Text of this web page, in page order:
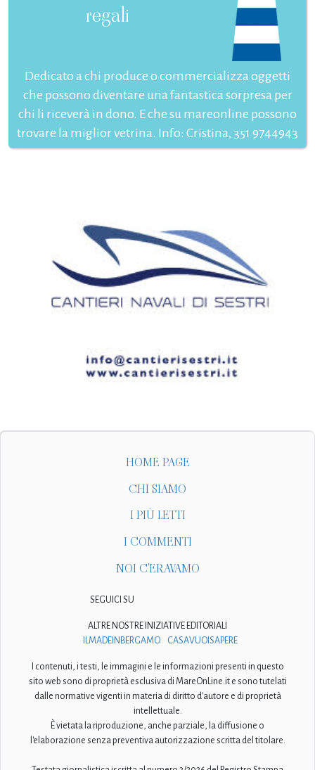
regali
Dedicato a chi produce o commercializza oggetti
che possono diventare una fantastica sorpresa per
chi li riceverà in dono. E che su mareonline possono
trovare la miglior vetrina. Info: Cristina, 351 9744943
HOME PAGE
CHI SIAMO
I PIÙ LETTI
I COMMENTI
NOI C'ERAVAMO
SEGUICI SU
ALTRE NOSTRE INIZIATIVE EDITORIALI
ILMADEINBERGAMO
CASAVUOISAPERE
I contenuti, i testi, le immagini e le informazioni presenti in questo
sito web sono di proprietà esclusiva di MareOnLine.it e sono tutelati
dalle normative vigenti in materia di diritto d'autore e di proprietà
intellettuale.
È vietata la riproduzione, anche parziale, la diffusione o
l'elaborazione senza preventiva autorizzazione scritta del titolare.